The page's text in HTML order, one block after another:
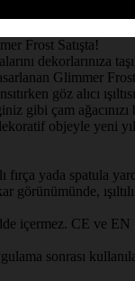
Frost Satışta!
dekorlarınıza
Glimmer
göz alıcı
gibi çam
objeyle yeni
fırça yada spatula
görünümünde,
içermez. CE ve EN
sonrası